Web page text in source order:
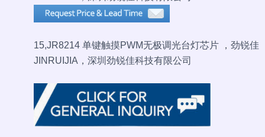
15,JR8214 单键触摸PWM无极调光台灯芯片 ，劲锐佳
JINRUIJIA，深圳劲锐佳科技有限公司